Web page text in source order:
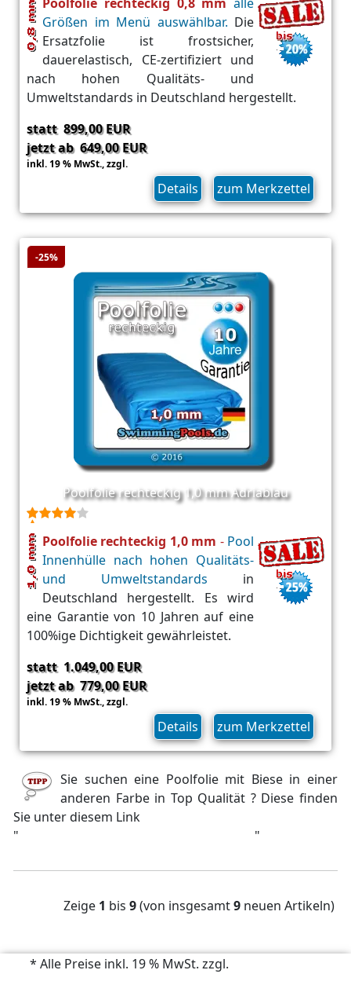
Größen im Menü auswählbar. Die
Ersatzfolie ist frostsicher,
dauerelastisch, CE-zertifiziert und
nach hohen Qualitäts- und
Umweltstandards in Deutschland hergestellt.
statt 899,00 EUR
jetzt ab 649,00 EUR
inkl. 19 % MwSt.,zzgl.
Details zum Merkzettel
-25%
Poolfolie rechteckig 1,0 mm Adriablau
Poolfolie rechteckig 1,0 mm -Pool
Innenhülle nach hohen Qualitäts-
und Umweltstandards in
Deutschland hergestellt. Es wird
eine Garantie von 10 Jahren auf eine
100%ige Dichtigkeit gewährleistet.
statt 1.049,00 EUR
jetzt ab 779,00 EUR
inkl. 19 % MwSt.,zzgl.
Details zum Merkzettel
Sie suchen eine Poolfolie mit Biese in einer
anderen Farbe in Top Qualität ? Diese finden
Sie unter diesem Link
"
"
Zeige 1 bis 9(von insgesamt9 neuen Artikeln)
* Alle Preise inkl. 19 % MwSt. zzgl.